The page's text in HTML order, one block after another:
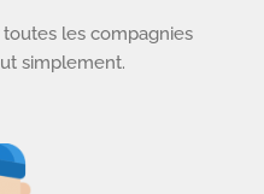
les compagnies
simplement.